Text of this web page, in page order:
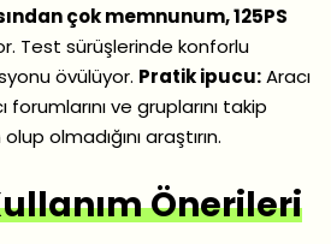
çok memnunum, 125PS
Test sürüşlerinde konforlu
övülüyor. Pratik ipucu:Aracı
ve gruplarını takip
olmadığını araştırın.
Önerileri